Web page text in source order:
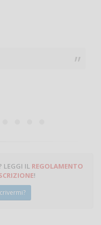
tornare a
fammi sapere.
LEGGI IL REGOLAMENTO
!